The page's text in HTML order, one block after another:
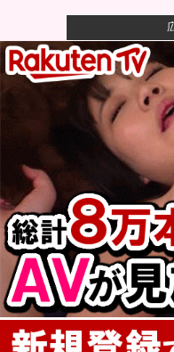
【警告】社会人「ス
これ美容にい...
【悲報】風俗嬢やって
ｗｗ
【悲報】映画館の客、
しで観客が避...
【画像】石川佳純さん
ッッッ...
【仮面ライダーマイス
バー」ほ...
【朗報】秋田に日本最
へ 総事業費...
【広島対巨人14回戦
濱...
ベアマンがアストンマ
否してフェラ...
充電ケーブルってさ他